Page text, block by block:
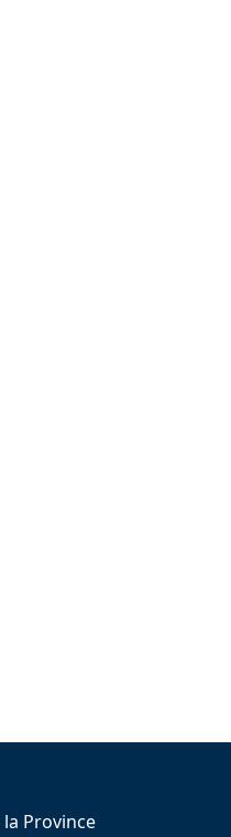
la Province